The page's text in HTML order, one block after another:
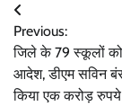
Post
navigation
Previous:
जिले के 79 स्कूलों
आदेश, डीएम सविन
किया एक करोड़